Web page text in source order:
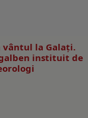
vântul la Galaţi.
instituit de